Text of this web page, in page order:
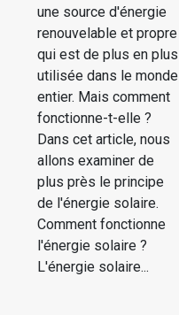
une source d'énergie
renouvelable et propre
qui est de plus en plus
utilisée dans le monde
entier. Mais comment
fonctionne-t-elle ?
Dans cet article, nous
allons examiner de
plus près le principe
de l'énergie solaire.
Comment fonctionne
l'énergie solaire ?
L'énergie solaire...